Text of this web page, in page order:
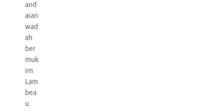
and
aian
wad
ah
ber
muk
im
Lam
bea
u.